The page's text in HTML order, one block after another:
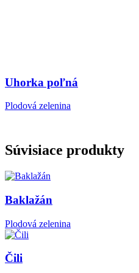
Uhorka poľná
Plodová zelenina
Súvisiace produkty
Baklažán
Plodová zelenina
Čili